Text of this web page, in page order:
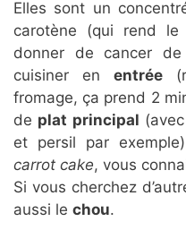
Elles sont un
carotène (qui rend
donner de cancer
cuisiner enentrée
fromage, ça prend 2
de plat principal
et persil par
carrot cake, vous
Si vous cherchez
aussi le chou.